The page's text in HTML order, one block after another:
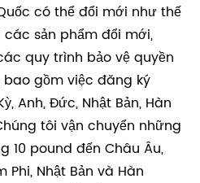
có thể đổi mới như thế
sản phẩm đổi mới,
quy trình bảo vệ quyền
gồm việc đăng ký
Anh, Đức, Nhật Bản, Hàn
tôi vận chuyển những
10 pound đến Châu Âu,
Phi, Nhật Bản và Hàn